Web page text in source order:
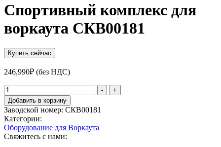
Спортивный комплекс для
воркаута СКВ00181
Купить сейчас
246,990₽ (без НДС)
Количество
товара
Спортивный
комплекс
для
воркаута
СКВ00181
-
+
Добавить в корзину
Заводской номер: СКВ00181
Категории:
Оборудование для Воркаута
Свяжитесь с нами: